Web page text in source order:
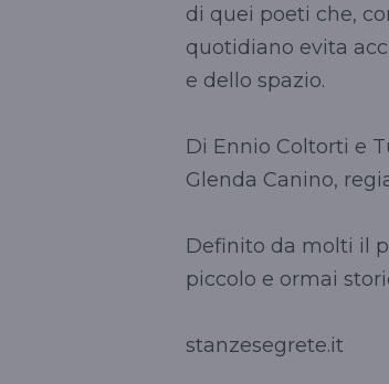
di quei poeti che,
quotidiano evita
e dello spazio.
Di Ennio Coltorti e
Glenda Canino,
Definito da molti il
piccolo e ormai
stanzesegrete.it